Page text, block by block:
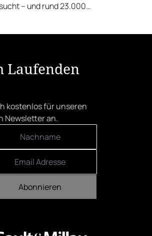
– und rund 23.000
Laufenden
kostenlos für unseren
Newsletter an.
Abonnieren